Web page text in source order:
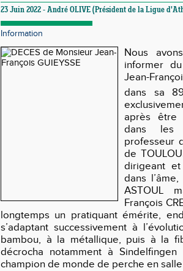
23 Juin 2022 - André OLIVE (Président de la Ligue
Information
Nous
informer
Jean-
dans sa
après être
dans les
professeur
de
dirigeant et
dans
ASTOUL
François
longtemps un pratiquant émérite,
s’adaptant successivement à
bambou, à la métallique, puis à la
décrocha notamment à
champion de monde de perche en